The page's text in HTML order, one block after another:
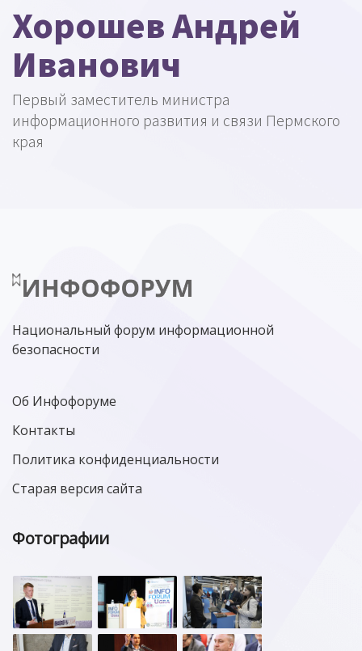
Хорошев Андрей
Иванович
Первый заместитель министра
информационного развития и связи Пермского
края
Национальный форум информационной
безопасности
Об Инфофоруме
Контакты
Политика конфиденциальности
Старая версия сайта
Фотографии